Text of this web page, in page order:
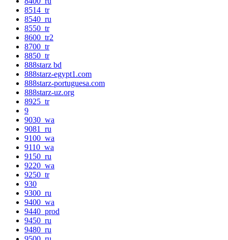
8514_tr
8540_ru
8550_tr
8600_tr2
8700_tr
8850_tr
888starz bd
888starz-egypt1.com
888starz-portuguesa.com
888starz-uz.org
8925_tr
9
9030_wa
9081_ru
9100_wa
9110_wa
9150_ru
9220_wa
9250_tr
930
9300_ru
9400_wa
9440_prod
9450_ru
9480_ru